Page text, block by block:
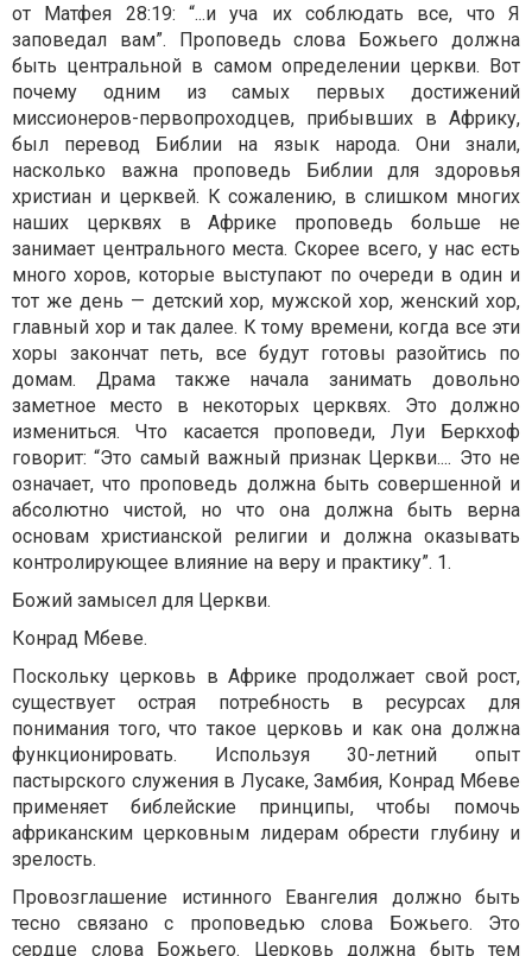
от Матфея 28:19: “...и уча их соблюдать все, что Я
заповедал вам”. Проповедь слова Божьего должна
быть центральной в самом определении церкви. Вот
почему одним из самых первых достижений
миссионеров-первопроходцев, прибывших в Африку,
был перевод Библии на язык народа. Они знали,
насколько важна проповедь Библии для здоровья
христиан и церквей. К сожалению, в слишком многих
наших церквях в Африке проповедь больше не
занимает центрального места. Скорее всего, у нас есть
много хоров, которые выступают по очереди в один и
тот же день — детский хор, мужской хор, женский хор,
главный хор и так далее. К тому времени, когда все эти
хоры закончат петь, все будут готовы разойтись по
домам. Драма также начала занимать довольно
заметное место в некоторых церквях. Это должно
измениться. Что касается проповеди, Луи Беркхоф
говорит: “Это самый важный признак Церкви.... Это не
означает, что проповедь должна быть совершенной и
абсолютно чистой, но что она должна быть верна
основам христианской религии и должна оказывать
контролирующее влияние на веру и практику”. 1.
Божий замысел для Церкви.
Конрад Мбеве.
Поскольку церковь в Африке продолжает свой рост,
существует острая потребность в ресурсах для
понимания того, что такое церковь и как она должна
функционировать. Используя 30-летний опыт
пастырского служения в Лусаке, Замбия, Конрад Мбеве
применяет библейские принципы, чтобы помочь
африканским церковным лидерам обрести глубину и
зрелость.
Провозглашение истинного Евангелия должно быть
тесно связано с проповедью слова Божьего. Это
сердце слова Божьего. Церковь должна быть тем